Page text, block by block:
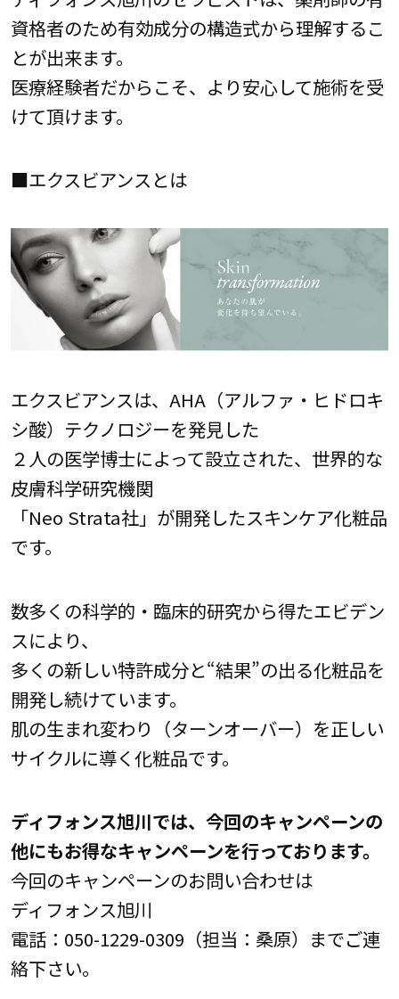
資格者のため有効成分の構造式から理解するこ
とが出来ます。
医療経験者だからこそ、より安心して施術を受
けて頂けます。
■エクスビアンスとは
エクスビアンスは、AHA（アルファ・ヒドロキ
シ酸）テクノロジーを発見した
２人の医学博士によって設立された、世界的な
皮膚科学研究機関
「Neo Strata社」が開発したスキンケア化粧品
です。
数多くの科学的・臨床的研究から得たエビデン
スにより、
多くの新しい特許成分と“結果”の出る化粧品を
開発し続けています。
肌の生まれ変わり（ターンオーバー）を正しい
サイクルに導く化粧品です。
ディフォンス旭川では、今回のキャンペーンの
他にもお得なキャンペーンを行っております。
今回のキャンペーンのお問い合わせは
ディフォンス旭川
電話：050-1229-0309（担当：桑原）までご連
絡下さい。